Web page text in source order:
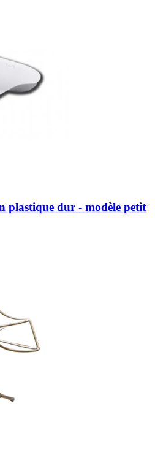
plastique dur - modèle petit